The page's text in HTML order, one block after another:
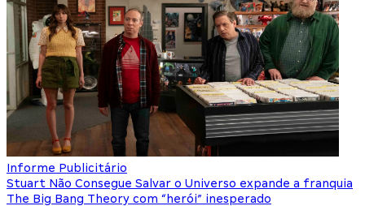
Informe Publicitário
Stuart Não Consegue Salvar o Universo expande a franquia
The Big Bang Theory com “herói” inesperado